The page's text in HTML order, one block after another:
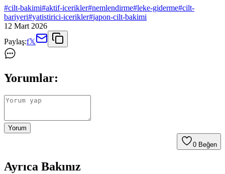
#cilt-bakimi#aktif-icerikler#nemlendirme#leke-giderme#cilt-
bariyeri#yatistirici-icerikler#japon-cilt-bakimi
12 Mart 2026
Paylaş:f𝕏
Yorumlar:
Yorum
0 Beğen
Ayrıca Bakınız